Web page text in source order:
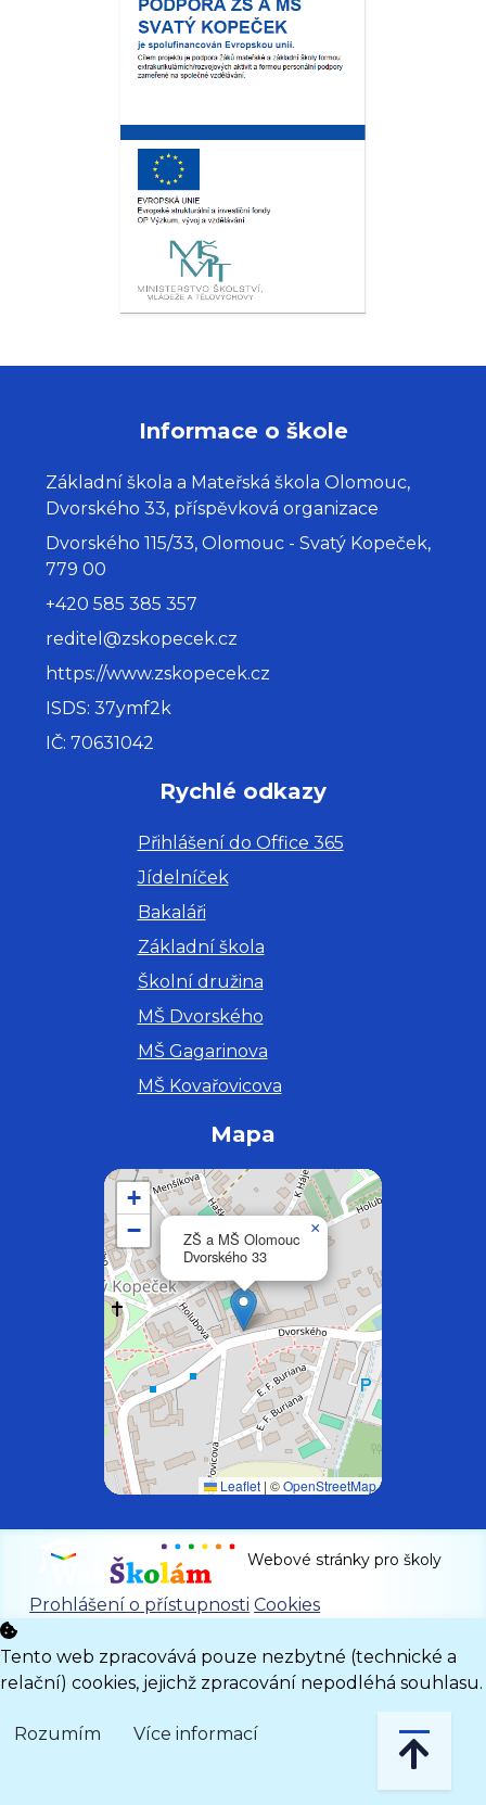
Informace o škole
Základní škola a Mateřská škola Olomouc,
Dvorského 33, příspěvková organizace
Dvorského 115/33, Olomouc - Svatý Kopeček,
779 00
+420 585 385 357
reditel@zskopecek.cz
https://www.zskopecek.cz
ISDS: 37ymf2k
IČ: 70631042
Rychlé odkazy
Přihlášení do Office 365
Jídelníček
Bakaláři
Základní škola
Školní družina
MŠ Dvorského
MŠ Gagarinova
MŠ Kovařovicova
Mapa
ZŠ a MŠ Olomouc
Dvorského 33
×
+
−
Leaflet | ©OpenStreetMap
Webové stránky pro školy
Prohlášení o přístupnosti Cookies
Tento web zpracovává pouze nezbytné (technické a
relační) cookies, jejichž zpracování nepodléhá souhlasu.
Rozumím Více informací